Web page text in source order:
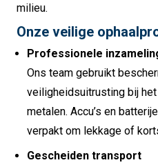
milieu.
Onze veilige
Professionele
Ons team gebruikt
veiligheidsuitrusting bij
metalen. Accu’s en
verpakt om lekkage of
Gescheiden transport